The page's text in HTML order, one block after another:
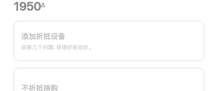
1950
注
∆
Apple
Trade
换
购
添加折抵设备
回答几个问题，获得折抵估价。
不折抵换购